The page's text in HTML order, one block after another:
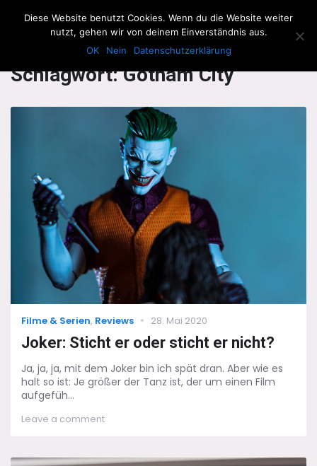
The Howling Men
Schlagwort:Gotham City
Categories
Filme & Serien, Reviews
Posted
28. Mai 2020
Joker: Sticht er oder sticht er nicht?
Ja, ja, ja, mit dem Joker bin ich spät dran. Aber wie es
halt so ist: Je größer der Tanz ist, der um einen Film
aufgefüh...
Leave a commenton
er
Diese Website benutzt Cookies. Wenn du die Website weiter
nutzt, gehen wir von deinem Einverständnis aus.
OK
Nein Datenschutzerklärung